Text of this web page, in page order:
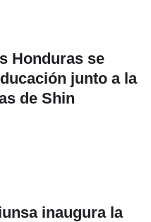
Honduras se
junto a la
de Shin
inaugura la